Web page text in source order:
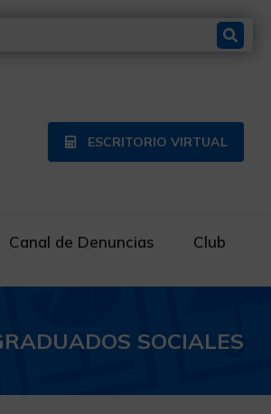
ESCRITORIO VIRTUAL
Canal de Denuncias Club
SOCIALES